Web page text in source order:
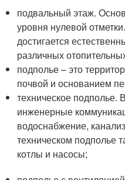
подвальный этаж.
уровня нулевой
достигается
различных
подполье – это
почвой и основанием
техническое подполье.
инженерные
водоснабжение,
техническом подполье
котлы и насосы;